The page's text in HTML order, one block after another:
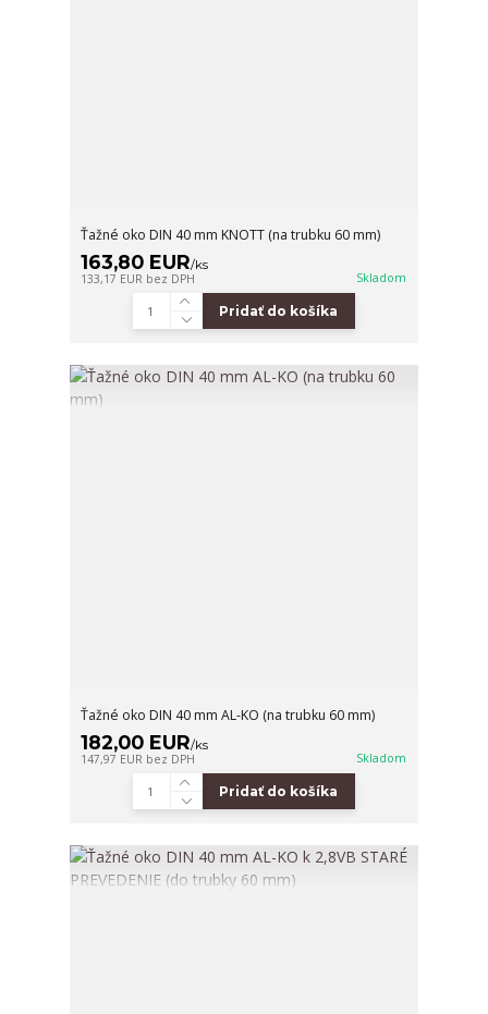
Ťažné oko DIN 40 mm KNOTT (na trubku 60 mm)
163,80 EUR/ks
133,17 EUR bez DPH Skladom
Pridať do košíka
Ťažné oko DIN 40 mm AL-KO (na trubku 60 mm)
182,00 EUR/ks
147,97 EUR bez DPH Skladom
Pridať do košíka